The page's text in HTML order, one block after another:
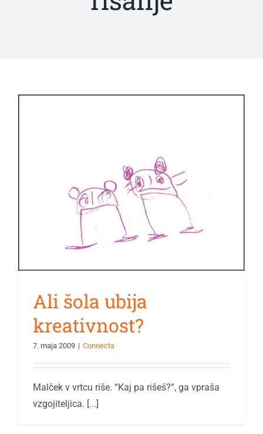
Ali šola ubija
kreativnost?
7. maja 2009 | Connecta
Malček v vrtcu riše. “Kaj pa rišeš?”, ga vpraša
vzgojiteljica. [...]